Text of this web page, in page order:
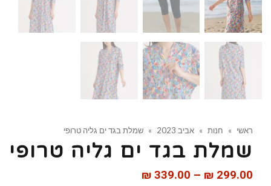
ראשי » חנות » אביב 2023 » שמלת בגד ים גליה טרופי
שמלת בגד ים גליה טרופי
₪ 299.00
–
₪ 339.00